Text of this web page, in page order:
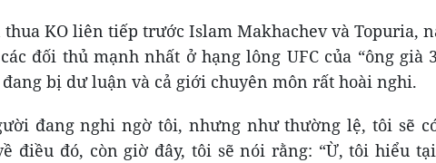
thua KO liên tiếp trước Islam Makhachev và Topuria,
đối thủ mạnh nhất ở hạng lông UFC của “ông già
bị dư luận và cả giới chuyên môn rất hoài nghi.
đang nghi ngờ tôi, nhưng như thường lệ, tôi sẽ
điều đó, còn giờ đây, tôi sẽ nói rằng: “Ừ, tôi hiểu